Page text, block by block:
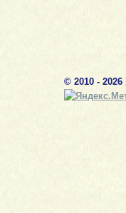
© 2010 - 2026